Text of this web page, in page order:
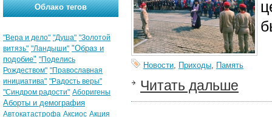
Новости, Приходы, Память
Читать дальше
Облако тегов
"Вера и дело" "Душа" "Золотой
витязь" "Ландыши" "Образ и
подобие" "Поделись
Рождеством" "Православная
инициатива" "Радость веры"
"Синдром радости" Аборигены
Аборты и демография
Автокатастрофа Аксиос Акция